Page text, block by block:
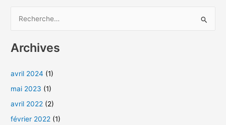
c
e
r
c
h
Archives
avril 2024 (1)
mai 2023 (1)
avril 2022 (2)
février 2022 (1)